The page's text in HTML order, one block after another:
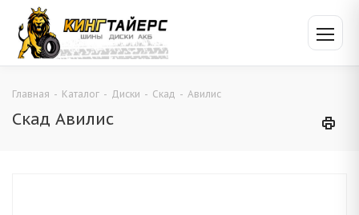
Главная - Каталог - Диски - Скад - Авилис
Скад Авилис